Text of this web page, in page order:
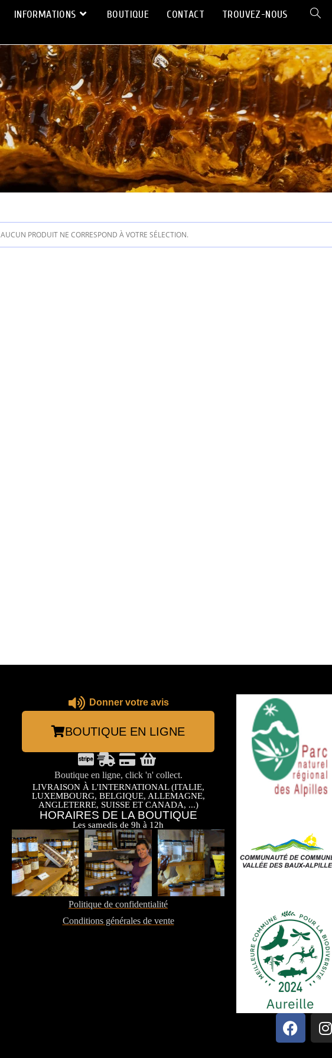
INFORMATIONS BOUTIQUE CONTACT TROUVEZ-NOUS
AUCUN PRODUIT NE CORRESPOND À VOTRE SÉLECTION.
Donner votre avis
BOUTIQUE EN LIGNE
Boutique en ligne, click 'n' collect.
LIVRAISON À L'INTERNATIONAL (ITALIE,
LUXEMBOURG, BELGIQUE, ALLEMAGNE,
ANGLETERRE, SUISSE ET CANADA, ...)
HORAIRES DE LA BOUTIQUE
Les samedis de 9h à 12h
Politique de confidentialité
Conditions générales de vente